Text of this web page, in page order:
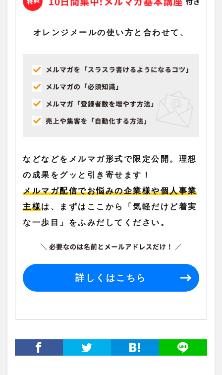
オレンジメールの使い方と合わせて、
などなどをメルマガ形式で限定公開。理想
の成果をグッと引き寄せます！
メルマガ配信でお悩みの企業様や個人事業
主様は、まずはここから「気軽だけど着実
な一歩目」をふみだしてください。
詳しくはこちら